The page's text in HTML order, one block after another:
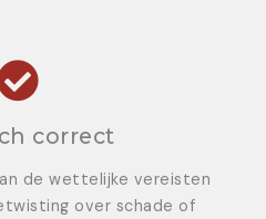
correct
de wettelijke vereisten
over schade of